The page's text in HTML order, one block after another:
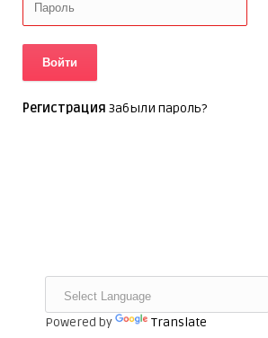
Войти
Регистрация Забыли пароль?
Powered by Translate